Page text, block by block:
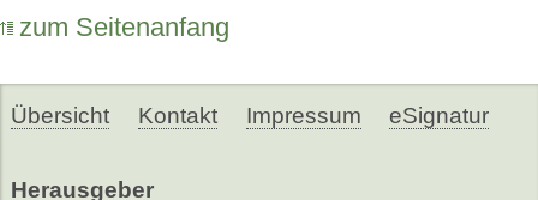
zum Seitenanfang
Übersicht Kontakt Impressum eSignatur
Herausgeber